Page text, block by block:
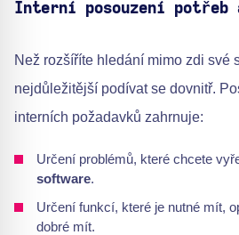
Interní posouzení potřeb
Než rozšíříte hledání mimo zdi své
nejdůležitější podívat se dovnitř.
interních požadavků zahrnuje:
Určení problémů, které chcete
software.
Určení funkcí, které je nutné mít,
dobré mít.